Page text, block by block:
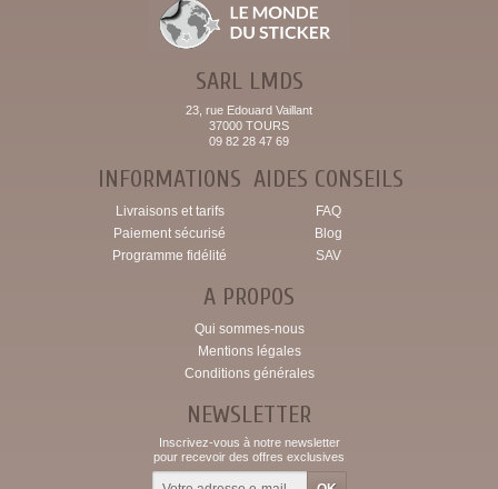
SARL LMDS
23, rue Edouard Vaillant
37000 TOURS
09 82 28 47 69
INFORMATIONS
Livraisons et tarifs
Paiement sécurisé
Programme fidélité
AIDES CONSEILS
FAQ
Blog
SAV
A PROPOS
Qui sommes-nous
Mentions légales
Conditions générales
NEWSLETTER
Inscrivez-vous à notre newsletter
pour recevoir des offres exclusives